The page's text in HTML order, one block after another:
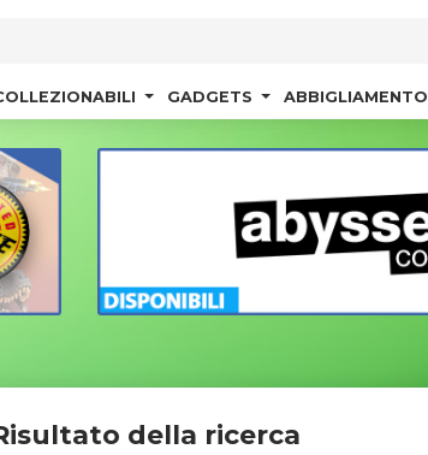
GADGETS ABBIGLIAMENTO
della ricerca